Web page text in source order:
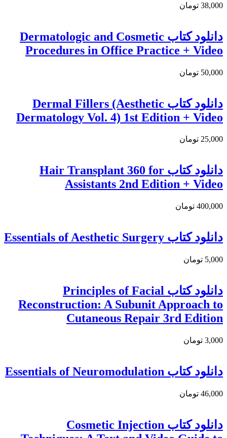
38,000 تومان
دانلود کتاب Dermatologic and Cosmetic
Procedures in Office Practice + Video
50,000 تومان
دانلود کتاب Dermal Fillers (Aesthetic
Dermatology Vol. 4) 1st Edition + Video
25,000 تومان
دانلود کتاب Hair Transplant 360 for
Assistants 2nd Edition + Video
400,000 تومان
دانلود کتاب Essentials of Aesthetic Surgery
5,000 تومان
دانلود کتاب Principles of Facial
Reconstruction: A Subunit Approach to
Cutaneous Repair 3rd Edition
3,000 تومان
دانلود کتاب Essentials of Neuromodulation
46,000 تومان
دانلود کتاب Cosmetic Injection